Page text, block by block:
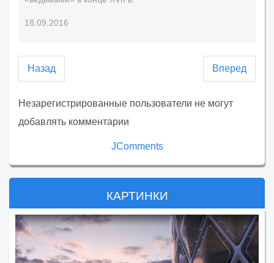
18.09.2016
Назад Вперед
Незарегистрированные пользователи не могут
добавлять комментарии
JComments
КАРТИНКИ